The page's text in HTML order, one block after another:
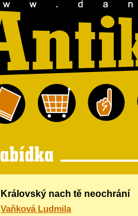
Královský nach tě neochrání
Vaňková Ludmila